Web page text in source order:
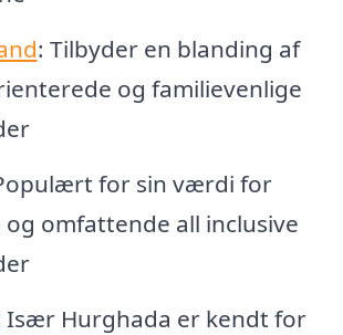
: Tilbyder en blanding af
og familievenlige
for sin værdi for
omfattende all inclusive
Især Hurghada er kendt for